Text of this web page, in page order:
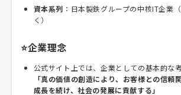
資本系列 ：日本製鉄グループの中核IT企業
く）
⭐企業理念
公式サイト上では、企業としての基本的な
「真の価値の創造により、お客様との信頼
成長を続け、社会の発展に貢献する」